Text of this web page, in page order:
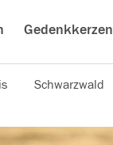
Gedenkkerzen
Schwarzwald